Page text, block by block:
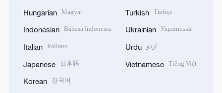
Hungarian Magyar
Indonesian Bahasa Indonesia
Italian Italiano
Japanese 日本語
Korean 한국어
Turkish Türkçe
Ukrainian Українська
Urdu اردو
Vietnamese Tiếng Việt